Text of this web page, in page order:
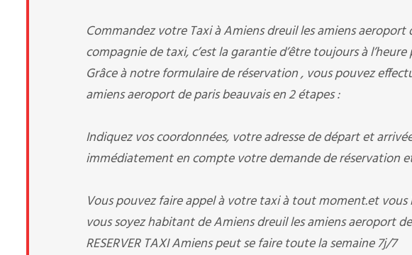
Commandez votre Taxi à Amiens dreuil les amiens
compagnie de taxi, c’est la garantie d’être toujours à
Grâce à notre formulaire de réservation , vous pouvez
amiens aeroport de paris beauvais en 2 étapes :
Indiquez vos coordonnées, votre adresse de départ et
immédiatement en compte votre demande de réservation
Vous pouvez faire appel à votre taxi à tout moment.et
vous soyez habitant de Amiens dreuil les amiens aeroport
RESERVER TAXI Amiens peut se faire toute la semaine 7j/7